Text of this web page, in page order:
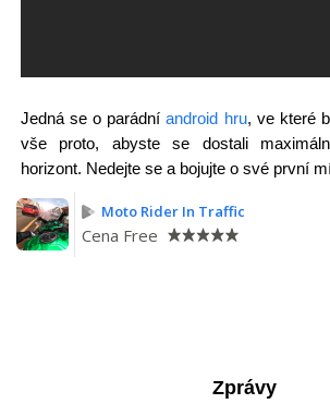
Jedná se o parádníandroid hru, ve které
vše proto, abyste se dostali
horizont. Nedejte se a bojujte o své první
Moto Rider In Traffic
Cena Free
Zprávy